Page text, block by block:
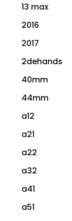
13 max
2016
2017
2dehands
40mm
44mm
a12
a21
a22
a32
a41
a51